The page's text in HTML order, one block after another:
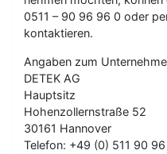
0511 – 90 96 96 0 oder
kontaktieren.
Angaben zum
DETEK AG
Hauptsitz
Hohenzollernstraße 52
30161 Hannover
Telefon: +49 (0) 511 90